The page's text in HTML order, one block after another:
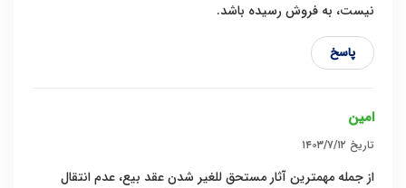
نیست، به فروش رسیده باشد.
پاسخ
امین
تاریخ ۱۴۰۳/۷/۱۲
از جمله مهمترین آثار مستحق للغیر شدن عقد بیع، عدم انتقال